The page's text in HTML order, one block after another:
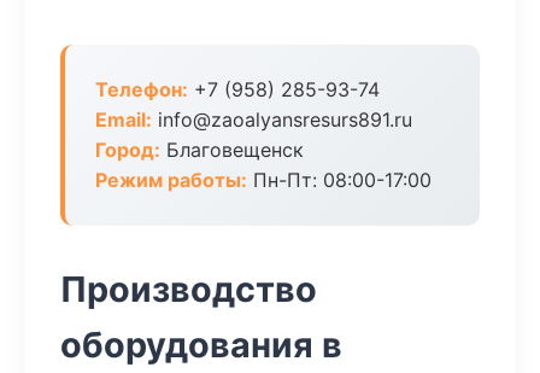
Телефон: +7 (958) 285-93-74
Email: info@zaoalyansresurs891.ru
Город: Благовещенск
Режим работы: Пн-Пт: 08:00-17:00
Производство
оборудования в